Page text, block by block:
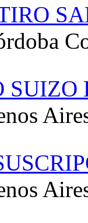
SUIZO